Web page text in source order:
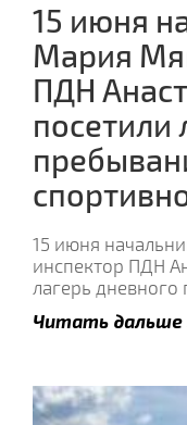
15 июня
Мария
ПДН
посетили
15 июня
инспектор ПДН
лагерь дневного
Читать дальше